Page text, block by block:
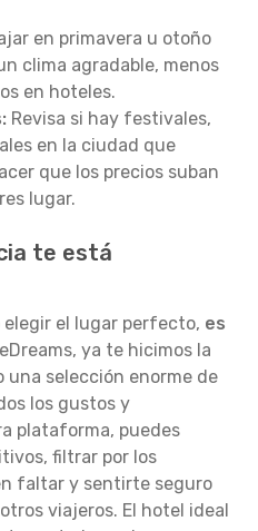
en primavera u otoño
clima agradable, menos
en hoteles.
Revisa si hay festivales,
en la ciudad que
que los precios suban
lugar.
te está
elegir el lugar perfecto, es
ya te hicimos la
una selección enorme de
los gustos y
plataforma, puedes
filtrar por los
faltar y sentirte seguro
viajeros. El hotel ideal